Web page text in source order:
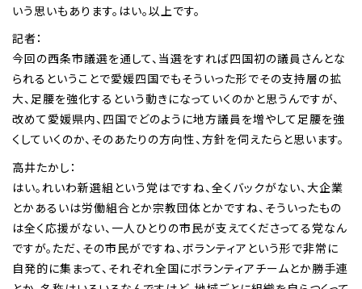
いう思いもあります。はい。以上です。
記者：
今回の西条市議選を通して、当選をすれば四国初の議員さんとな
られるということで愛媛四国でもそういった形でその支持層の拡
大、足腰を強化するという動きになっていくのかと思うんですが、
改めて愛媛県内、四国でどのように地方議員を増やして足腰を強
くしていくのか、そのあたりの方向性、方針を伺えたらと思います。
高井たかし：
はい。れいわ新選組という党はですね、全くバックがない、大企業
とかあるいは労働組合とか宗教団体とかですね、そういったもの
は全く応援がない、一人ひとりの市民が支えてくださってる党なん
ですが。ただ、その市民がですね、ボランティアという形で非常に
自発的に集まって、それぞれ全国にボランティアチームとか勝手連